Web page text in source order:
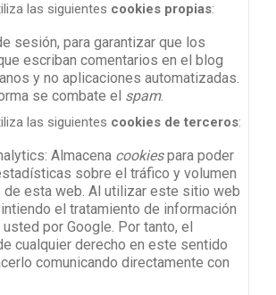
las siguientes cookies propias:
sesión, para garantizar que los
escriban comentarios en el blog
y no aplicaciones automatizadas.
se combate el spam.
las siguientes cookies de terceros:
Almacena cookiespara poder
sobre el tráfico y volumen
esta web. Al utilizar este sitio web
el tratamiento de información
por Google. Por tanto, el
cualquier derecho en este sentido
comunicando directamente con